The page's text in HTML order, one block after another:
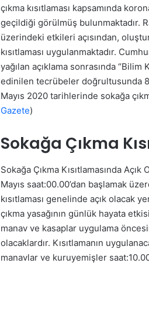
çıkma kısıtlaması kapsamında
geçildiği görülmüş bulunmaktadır.
üzerindeki etkileri açısından,
kısıtlaması uygulanmaktadır.
yağılan açıklama sonrasında
edinilen tecrübeler doğrultusunda
Mayıs 2020 tarihlerinde sokağa
Gazete)
Sokağa Çıkma
Sokağa Çıkma Kısıtlamasında
Mayıs saat:00.00’dan başlamak
kısıtlaması genelinde açık olacak
çıkma yasağının günlük hayata
manav ve kasaplar uygulama
olacaklardır. Kısıtlamanın
manavlar ve kuruyemişler saat:10.00